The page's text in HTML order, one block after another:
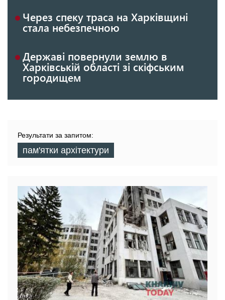
Через спеку траса на Харківщині
стала небезпечною
Державі повернули землю в
Харківській області зі скіфським
городищем
Результати за запитом:
пам'ятки архітектури